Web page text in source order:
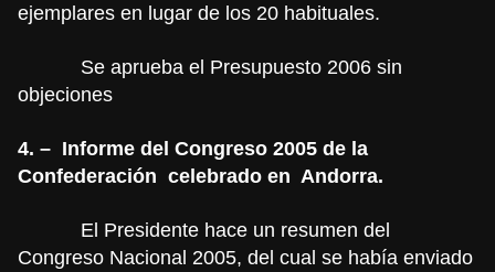
ejemplares en lugar de los 20 habituales.
Se aprueba el Presupuesto 2006 sin
objeciones
4. – Informe del Congreso 2005 de la
Confederación celebrado en Andorra.
El Presidente hace un resumen del
Congreso Nacional 2005, del cual se había enviado